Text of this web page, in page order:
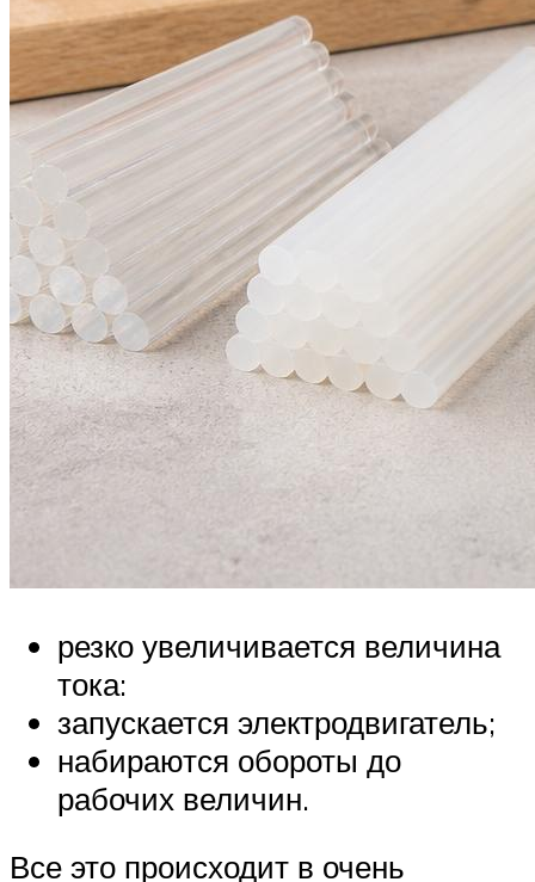
резко увеличивается величина
тока:
запускается электродвигатель;
набираются обороты до
рабочих величин.
Все это происходит в очень